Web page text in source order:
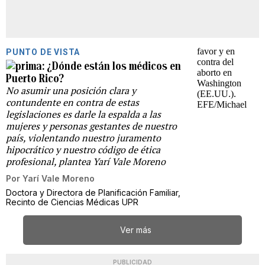
PUNTO DE VISTA
¿Dónde están los médicos en
Puerto Rico?
No asumir una posición clara y
contundente en contra de estas
legislaciones es darle la espalda a las
mujeres y personas gestantes de nuestro
país, violentando nuestro juramento
hipocrático y nuestro código de ética
profesional, plantea Yarí Vale Moreno
Por Yarí Vale Moreno
Doctora y Directora de Planificación Familiar,
Recinto de Ciencias Médicas UPR
Ver más
PUBLICIDAD